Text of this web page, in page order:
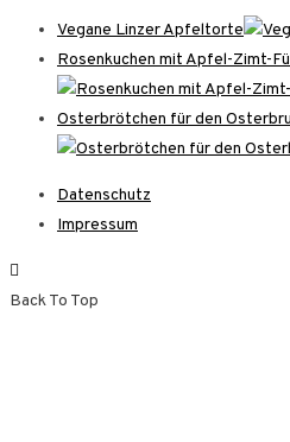
Vegane Linzer Apfeltorte
Rosenkuchen mit Apfel-Zimt-
Osterbrötchen für den
Datenschutz
Impressum
Back To Top